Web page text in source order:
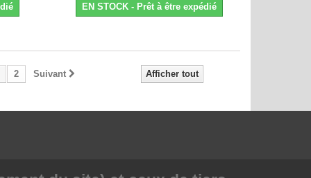
EN STOCK - Prêt à être expédié
Afficher tout
2 Suivant